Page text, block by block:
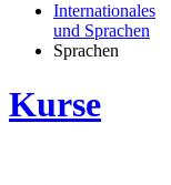
Internationales
und Sprachen
Sprachen
Kurse